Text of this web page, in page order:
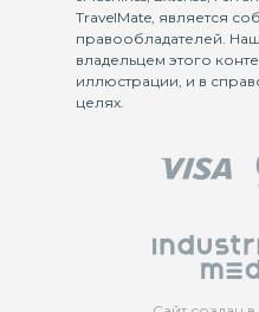
TravelMate, является
правообладателей.
владельцем этого
иллюстрации, и в
целях.